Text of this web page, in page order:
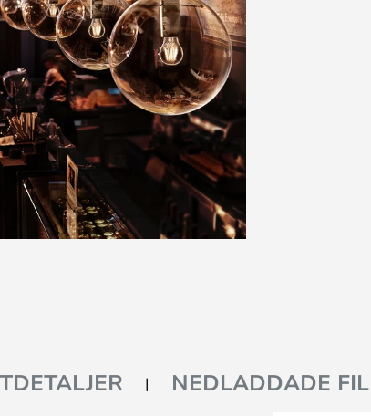
NEDLADDADE